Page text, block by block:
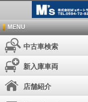
MENU
中古車検索
新入庫車両
店舗紹介